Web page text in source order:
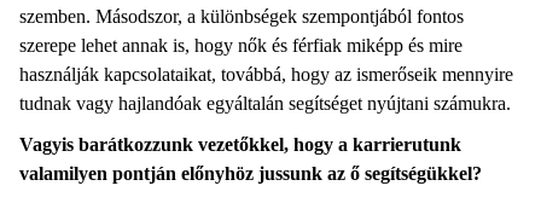
szemben. Másodszor, a különbségek szempontjából fontos
szerepe lehet annak is, hogy nők és férfiak miképp és mire
használják kapcsolataikat, továbbá, hogy az ismerőseik mennyire
tudnak vagy hajlandóak egyáltalán segítséget nyújtani számukra.
Vagyis barátkozzunk vezetőkkel, hogy a karrierutunk
valamilyen pontján előnyhöz jussunk az ő segítségükkel?